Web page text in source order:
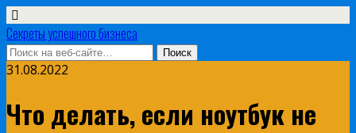
Секреты успешного бизнеса
31.08.2022
Что делать, если ноутбук не